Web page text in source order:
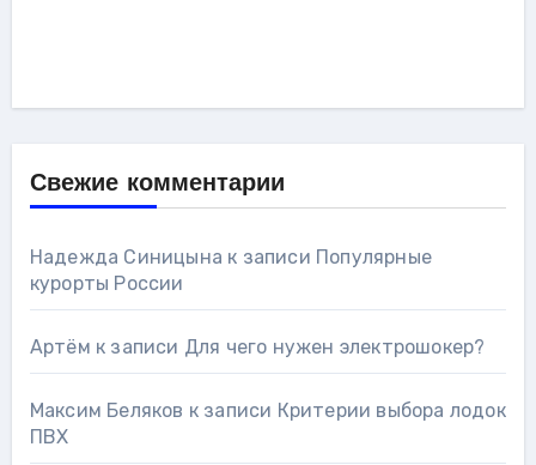
Свежие комментарии
Надежда Синицына к записи Популярные
курорты России
Артём к записи Для чего нужен электрошокер?
Максим Беляков к записи Критерии выбора лодок
ПВХ